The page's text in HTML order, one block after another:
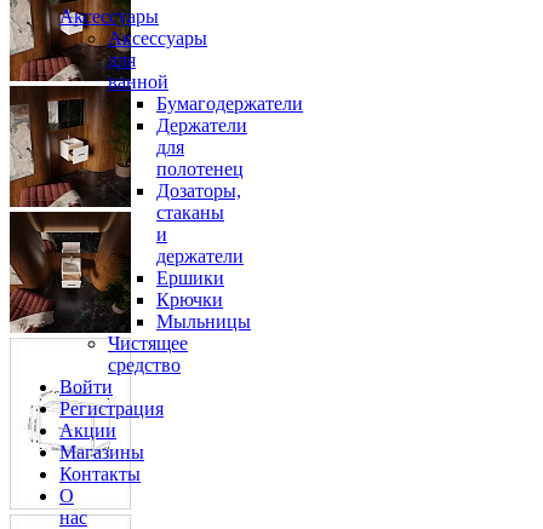
Аксессуары
Аксессуары
для
ванной
Бумагодержатели
Держатели
для
полотенец
Дозаторы,
стаканы
и
держатели
Ершики
Крючки
Мыльницы
Чистящее
средство
Войти
Регистрация
Акции
Магазины
Контакты
О
нас